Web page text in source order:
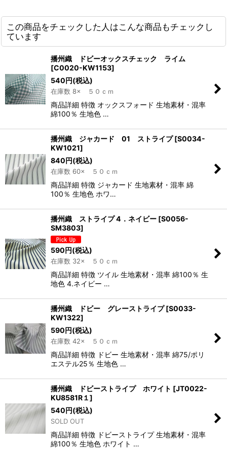
この商品をチェックした人はこんな商品もチェックし
ています
播州織 ドビーオックスチェック ライム
[C0020-KW1153]
540円(税込)
在庫数 8× ５０ｃｍ
商品詳細 特徴 オックスフォード 生地素材・混率
綿100％ 生地色 …
播州織 ジャカード 01 ストライプ [S0034-
KW1021]
840円(税込)
在庫数 60× ５０ｃｍ
商品詳細 特徴 ジャカード 生地素材・混率 綿
100％ 生地色 ホワ…
播州織 ストライプ 4．ネイビー [S0056-
SM3803]
590円(税込)
在庫数 32× ５０ｃｍ
商品詳細 特徴 ツイル 生地素材・混率 綿100％ 生
地色 4.ネイビー …
播州織 ドビー グレーストライプ [S0033-
KW1322]
590円(税込)
在庫数 42× ５０ｃｍ
商品詳細 特徴 ドビー 生地素材・混率 綿75/ポリ
エステル25％ 生地色 …
播州織 ドビーストライプ ホワイト [JT0022-
KU8581R１]
540円(税込)
SOLD OUT
商品詳細 特徴 ドビーストライプ 生地素材・混率
綿100％ 生地色 ホワイト …